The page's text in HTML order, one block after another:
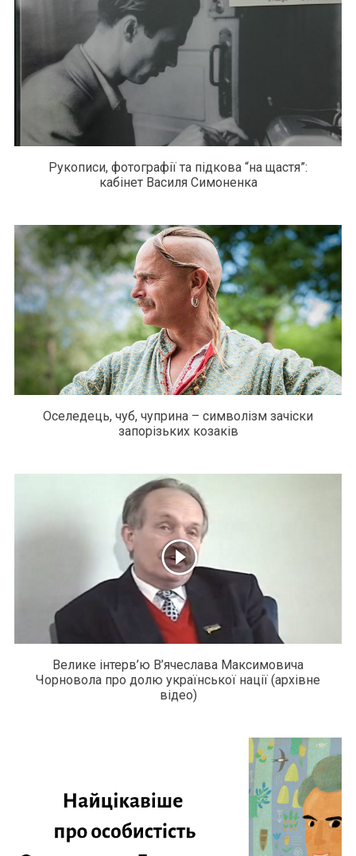
Рукописи, фотографії та підкова “на щастя”:
кабінет Василя Симоненка
Оселедець, чуб, чуприна – символізм зачіски
запорізьких козаків
Велике інтерв’ю В’ячеслава Максимовича
Чорновола про долю української нації (архівне
відео)